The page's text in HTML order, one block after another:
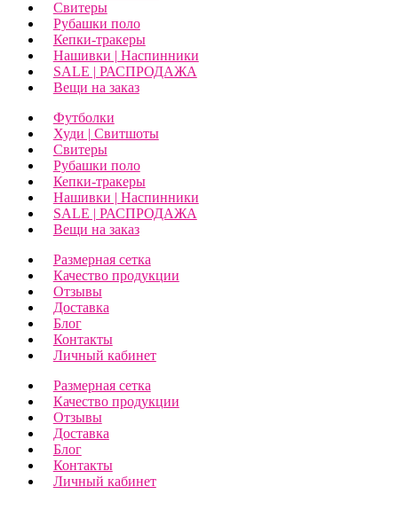
Свитеры
Рубашки поло
Кепки-тракеры
Нашивки | Наспинники
SALE | РАСПРОДАЖА
Вещи на заказ
Футболки
Худи | Свитшоты
Свитеры
Рубашки поло
Кепки-тракеры
Нашивки | Наспинники
SALE | РАСПРОДАЖА
Вещи на заказ
Размерная сетка
Качество продукции
Отзывы
Доставка
Блог
Контакты
Личный кабинет
Размерная сетка
Качество продукции
Отзывы
Доставка
Блог
Контакты
Личный кабинет